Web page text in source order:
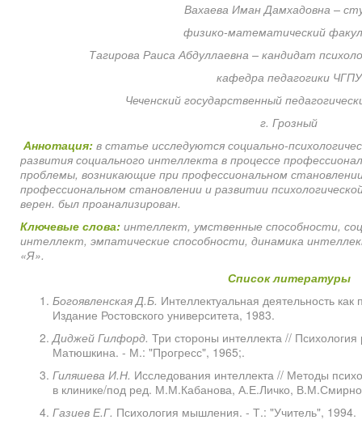
Вахаева Иман Дамхадовна –
физико-математический
Тагирова Раиса Абдуллаевна – кандидат
кафедра педагогики
Чеченский государственный
г. Грозный
Аннотация: в статье исследуются социально-
развития социального интеллекта в процессе
проблемы, возникающие при профессиональном
профессиональном становлении и развитии
верен. был проанализирован.
Ключевые слова: интеллект, умственные способности,
интеллект, эмпатические способности, динамика
«Я».
Список литературы
Богоявленская Д.Б. Интеллектуальная деятельность
Издание Ростовского университета, 1983.
Диджей Гилфорд. Три стороны интеллекта //
Матюшкина. - М.: "Прогресс", 1965;.
Гиляшева И.Н. Исследования интеллекта // Методы
в клинике/под ред. М.М.Кабанова, А.Е.Личко,
Газиев Е.Г. Психология мышления. - Т.: "Учитель", 1994.